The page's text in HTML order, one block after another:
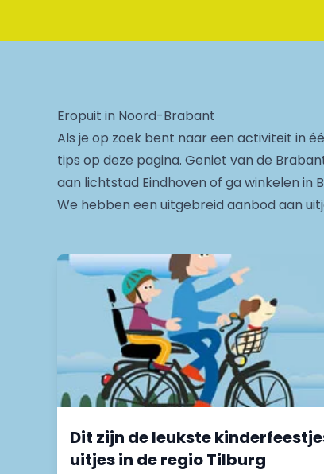
Eropuit in Noord-Brabant
Als je op zoek bent naar een activiteit in
tips op deze pagina. Geniet van de
aan lichtstad Eindhoven of ga winkelen in
We hebben een uitgebreid aanbod aan
Dit zijn de leukste
uitjes in de regio Tilburg